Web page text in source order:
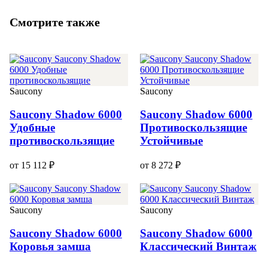
Смотрите также
Saucony
Saucony Shadow 6000
Удобные
противоскользящие
от 15 112 ₽
Saucony
Saucony Shadow 6000
Противоскользящие
Устойчивые
от 8 272 ₽
Saucony
Saucony Shadow 6000
Коровья замша
Saucony
Saucony Shadow 6000
Классический Винтаж